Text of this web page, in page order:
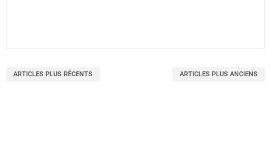
ARTICLES PLUS RÉCENTS ARTICLES PLUS ANCIENS